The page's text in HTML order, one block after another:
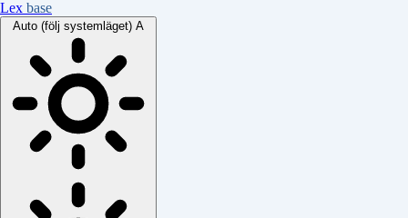
Lex base
Auto (följ systemläget) A